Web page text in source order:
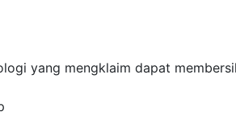
yang mengklaim dapat